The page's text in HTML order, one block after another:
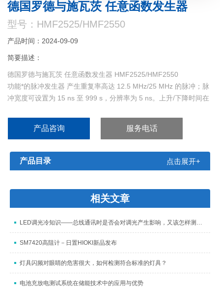
德国罗德与施瓦茨 任意函数发生器
型号：HMF2525/HMF2550
产品时间：2024-09-09
简要描述：
德国罗德与施瓦茨 任意函数发生器 HMF2525/HMF2550
功能*的脉冲发生器 产生重复率高达 12.5 MHz/25 MHz 的脉冲；脉
冲宽度可设置为 15 ns 至 999 s，分辨率为 5 ns。上升/下降时间在
以使用前面板 USB 端口加载存
产品咨询 服务电话
产品目录 点击展开+
相关文章
LED调光冷知识——总线通讯时是否会对调光产生影响，又该怎样测量？
SM7420高阻计－日置HIOKI新品发布
灯具闪频对眼睛的危害很大，如何检测符合标准的灯具？
电池充放电测试系统在储能技术中的应用与优势